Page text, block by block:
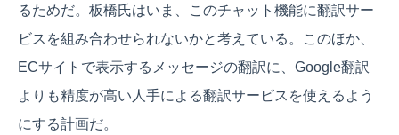
るためだ。板橋氏はいま、このチャット機能に翻訳サー
ビスを組み合わせられないかと考えている。このほか、
ECサイトで表示するメッセージの翻訳に、Google翻訳
よりも精度が高い人手による翻訳サービスを使えるよう
にする計画だ。